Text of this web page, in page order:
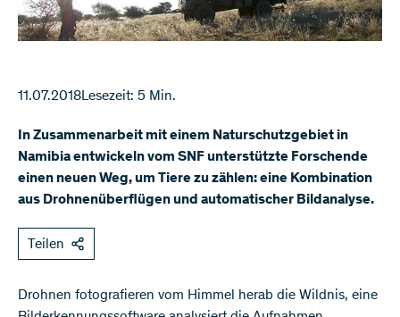
11.07.2018Lesezeit: 5 Min.
In Zusammenarbeit mit einem Naturschutzgebiet in
Namibia entwickeln vom SNF unterstützte Forschende
einen neuen Weg, um Tiere zu zählen: eine Kombination
aus Drohnenüberflügen und automatischer Bildanalyse.
Teilen
Drohnen fotografieren vom Himmel herab die Wildnis, eine